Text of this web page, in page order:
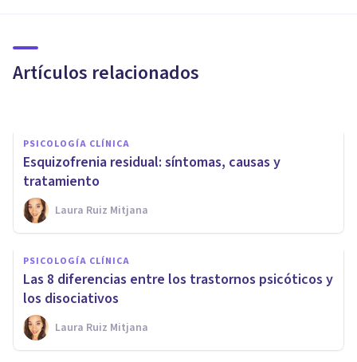
Artículos relacionados
infantil (pederastia)
PSICOLOGÍA CLÍNICA
Esquizofrenia residual: síntomas, causas y
tratamiento
Laura Ruiz Mitjana
PSICOLOGÍA CLÍNICA
Las 8 diferencias entre los trastornos psicóticos y
los disociativos
Laura Ruiz Mitjana
PSICOLOGÍA CLÍNICA
Un nuevo software predice la
aparición de psicosis
analizando el lenguaje
Isabel Rovira Salvador